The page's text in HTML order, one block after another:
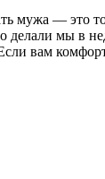
мужа — это
делали мы в
вам